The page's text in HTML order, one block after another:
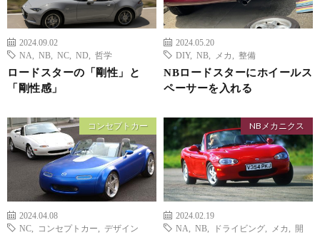
2024.09.02
NA
NB NC ND 哲学
ロードスターの「剛性」と
「剛性感」
2024.05.20
DIY, NB メカ 整備
NBロードスターにホイールス
ペーサーを入れる
コンセプトカー
2024.04.08
NC
コンセプトカー デザイン
NBメカニクス
2024.02.19
NA
NB ドライビング メカ
開